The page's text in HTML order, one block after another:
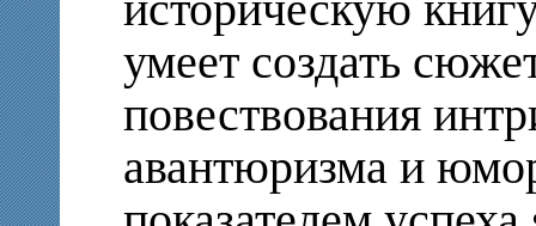
умеет создать
повествования
авантюризма и